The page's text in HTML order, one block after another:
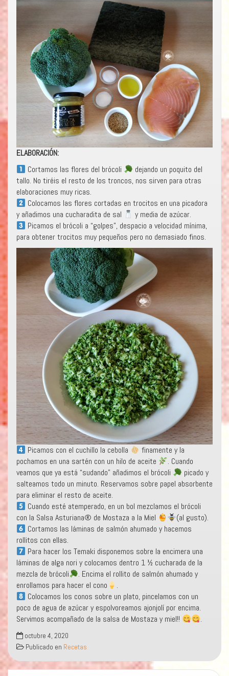
ELABORACIÓN:
Cortamos las flores del brócoli
dejando un poquito del
tallo. No tiréis el resto de los troncos, nos sirven para otras
elaboraciones muy ricas.
Colocamos las flores cortadas en trocitos en una picadora
y añadimos una cucharadita de sal
y media de azúcar.
Picamos el brócoli a “golpes”, despacio a velocidad mínima,
para obtener trocitos muy pequeños pero no demasiado finos.
Picamos con el cuchillo la cebolla
finamente y la
pochamos en una sartén con un hilo de aceite
. Cuando
veamos que ya está “sudando” añadimos el brócoli
picado y
salteamos todo un minuto. Reservamos sobre papel absorbente
para eliminar el resto de aceite.
Cuando esté atemperado, en un bol mezclamos el brócoli
con la Salsa Asturiana® de Mostaza a la Miel
(al gusto).
Cortamos las láminas de salmón ahumado y hacemos
rollitos con ellas.
Para hacer los Temaki disponemos sobre la encimera una
láminas de alga nori y colocamos dentro 1 ½ cucharada de la
mezcla de brócoli
. Encima el rollito de salmón ahumado y
enrollamos para hacer el cono
.
Colocamos los conos sobre un plato, pincelamos con un
poco de agua de azúcar y espolvoreamos ajonjolí por encima.
Servimos acompañado de la salsa de Mostaza y miel!!
.
octubre 4, 2020
Publicado en Recetas